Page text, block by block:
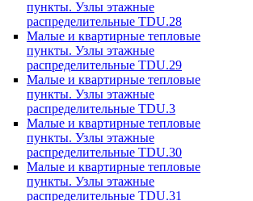
пункты. Узлы этажные
распределительные TDU.28
Малые и квартирные тепловые
пункты. Узлы этажные
распределительные TDU.29
Малые и квартирные тепловые
пункты. Узлы этажные
распределительные TDU.3
Малые и квартирные тепловые
пункты. Узлы этажные
распределительные TDU.30
Малые и квартирные тепловые
пункты. Узлы этажные
распределительные TDU.31